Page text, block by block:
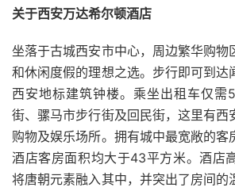
关于西安万达希尔顿酒店
坐落于古城西安市中心，周边繁华购物
和休闲度假的理想之选。步行即可到达
西安地标建筑钟楼。乘坐出租车仅需
街、骡马市步行街及回民街，这里有西
购物及娱乐场所。拥有城中最宽敞的客
酒店客房面积均大于43平方米。酒店
将唐朝元素融入其中，并突出了房间的